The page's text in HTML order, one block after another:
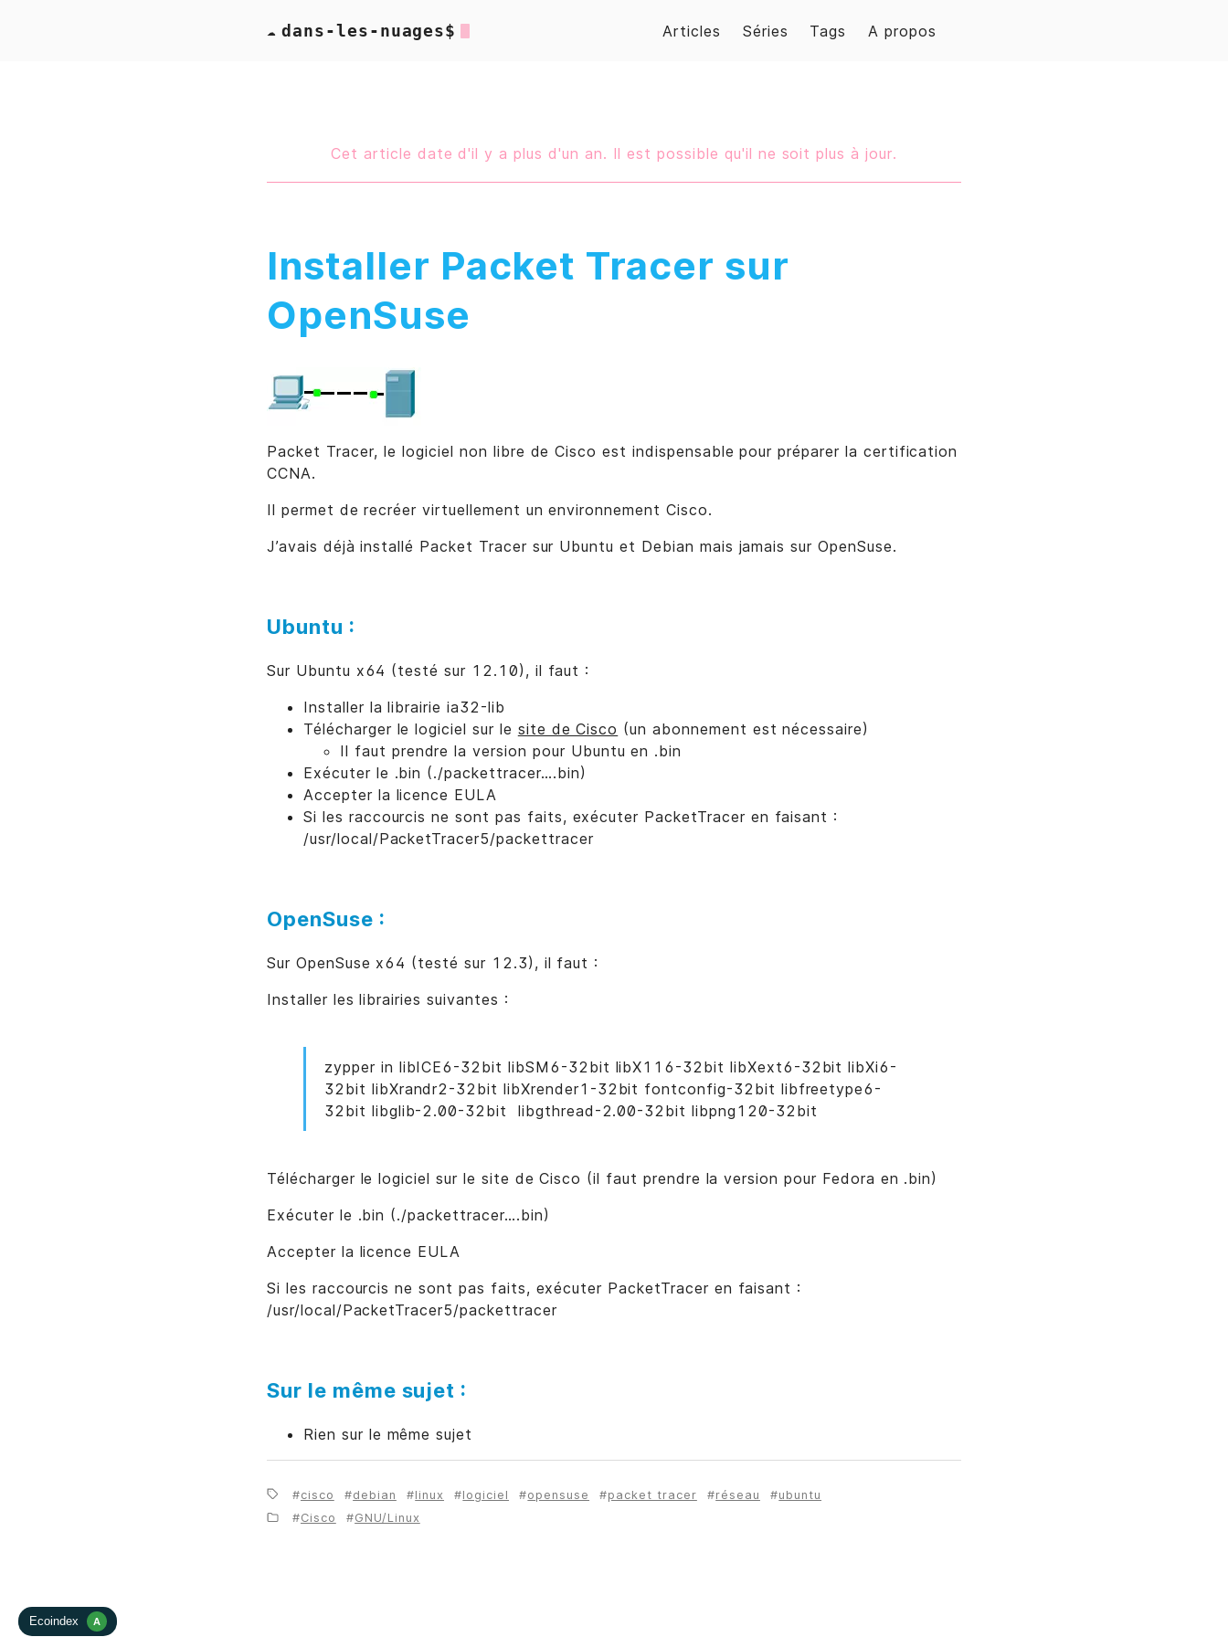
☁ dans-les-nuages$ Articles Séries Tags A propos
Cet article date d'il y a plus d'un an. Il est possible qu'il ne soit plus à jour.
Installer Packet Tracer sur
OpenSuse
Packet Tracer, le logiciel non libre de Cisco est indispensable pour préparer la certification
CCNA.
Il permet de recréer virtuellement un environnement Cisco.
J’avais déjà installé Packet Tracer sur Ubuntu et Debian mais jamais sur OpenSuse.
Ubuntu :
Sur Ubuntu x64 (testé sur 12.10), il faut :
Installer la librairie ia32-lib
Télécharger le logiciel sur le site de Cisco (un abonnement est nécessaire)
Il faut prendre la version pour Ubuntu en .bin
Exécuter le .bin (./packettracer….bin)
Accepter la licence EULA
Si les raccourcis ne sont pas faits, exécuter PacketTracer en faisant :
/usr/local/PacketTracer5/packettracer
OpenSuse :
Sur OpenSuse x64 (testé sur 12.3), il faut :
Installer les librairies suivantes :
zypper in libICE6-32bit libSM6-32bit libX116-32bit libXext6-32bit libXi6-
32bit libXrandr2-32bit libXrender1-32bit fontconfig-32bit libfreetype6-
32bit libglib-2.00-32bit libgthread-2.00-32bit libpng120-32bit
Télécharger le logiciel sur le site de Cisco (il faut prendre la version pour Fedora en .bin)
Exécuter le .bin (./packettracer….bin)
Accepter la licence EULA
Si les raccourcis ne sont pas faits, exécuter PacketTracer en faisant :
/usr/local/PacketTracer5/packettracer
Sur le même sujet :
Rien sur le même sujet
cisco debian linux logiciel opensuse packet tracer réseau
ubuntu
Cisco
GNU/Linux